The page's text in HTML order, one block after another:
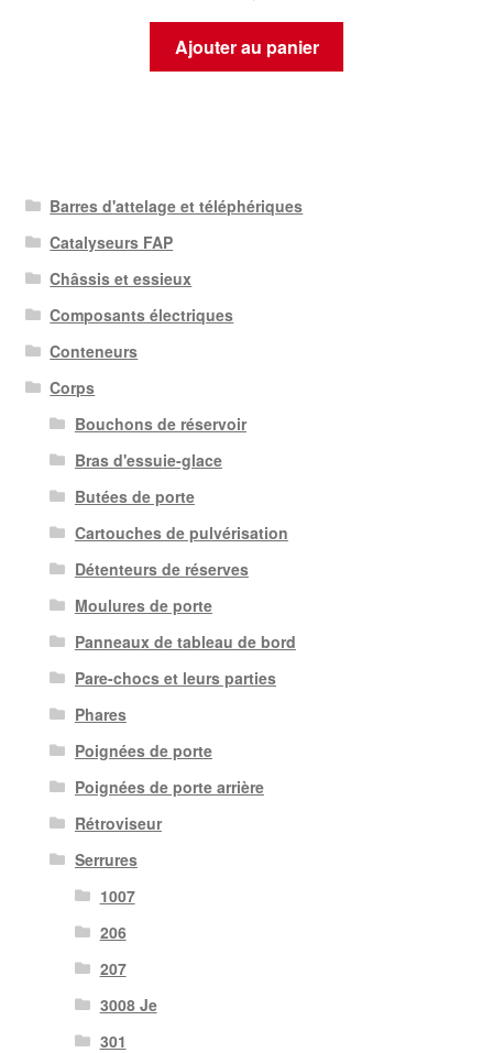
Ajouter au panier
Barres d'attelage et téléphériques
Catalyseurs FAP
Châssis et essieux
Composants électriques
Conteneurs
Corps
Bouchons de réservoir
Bras d'essuie-glace
Butées de porte
Cartouches de pulvérisation
Détenteurs de réserves
Moulures de porte
Panneaux de tableau de bord
Pare-chocs et leurs parties
Phares
Poignées de porte
Poignées de porte arrière
Rétroviseur
Serrures
1007
206
207
3008 Je
301